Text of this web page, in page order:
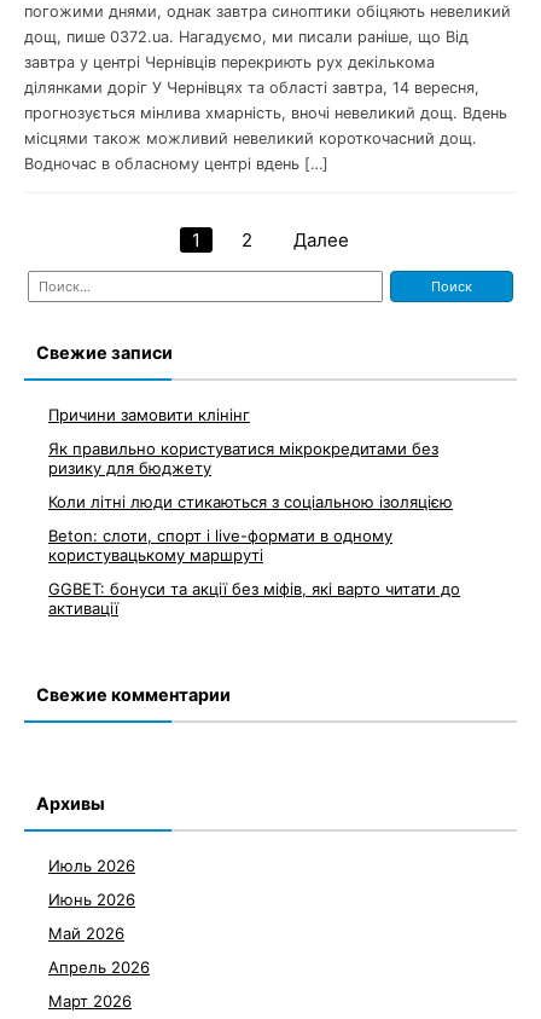
погожими днями, однак завтра синоптики обіцяють невеликий
дощ, пише 0372.ua. Нагадуємо, ми писали раніше, що Від
завтра у центрі Чернівців перекриють рух декількома
ділянками доріг У Чернівцях та області завтра, 14 вересня,
прогнозується мінлива хмарність, вночі невеликий дощ. Вдень
місцями також можливий невеликий короткочасний дощ.
Водночас в обласному центрі вдень […]
Навигация
по
1 2 Далее
Найти:
Свежие записи
Причини замовити клінінг
Як правильно користуватися мікрокредитами без
ризику для бюджету
Коли літні люди стикаються з соціальною ізоляцією
Beton: слоти, спорт і live-формати в одному
користувацькому маршруті
GGBET: бонуси та акції без міфів, які варто читати до
активації
Свежие комментарии
Архивы
Июль 2026
Июнь 2026
Май 2026
Апрель 2026
Март 2026